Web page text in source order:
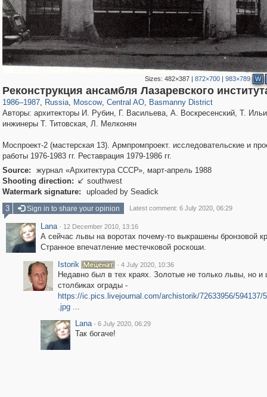
Sizes: 482×387| 872×700| 983×789 W
Реконструкция ансамбля Лазаревского
1986–1987, Russia
1,406,257 29,243
, Moscow
319,779 8,286
, Central AO
159,978 5,916
, Basmanny District
13,198 520
Авторы: архитекторы И. Рубин, Г. Васильева, А. Воскресенский, Т.
инжинеры Т. Титовская, Л. Мелконян
Моспроект-2 (мастерская 13). Армпромпроект. исследовательские и
работы 1976-1983 гг. Реставрация 1979-1986 гг.
Source:
журнал «Архитектура СССР», март-апрель 1988
Shooting direction:  southwest
Watermark signature:
uploaded by Seadick
3
Sign in to share your opinion Latest comment: 6 July 2020, 06:29
Lana · 12 December 2010, 13:16
А сейчас львы на воротах почему-то выкрашены бронзовой
Странное впечатление местечковой роскоши.
Istorik
· 4 July 2020, 10:36
Недавно был в тех краях. Золотые не только львы, но и
столбиках ограды -
https://ic.pics.livejournal.com/archistorik/72633956/594137/
.jpg...
Lana · 6 July 2020, 06:29
Так богаче!